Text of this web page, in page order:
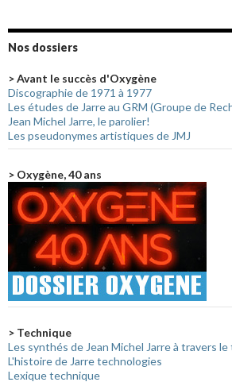
Nos dossiers
> Avant le succès d'Oxygène
Discographie de 1971 à 1977
Les études de Jarre au GRM (Groupe de
Jean Michel Jarre, le parolier!
Les pseudonymes artistiques de JMJ
> Oxygène, 40 ans
> Technique
Les synthés de Jean Michel Jarre à travers le
L'histoire de Jarre technologies
Lexique technique